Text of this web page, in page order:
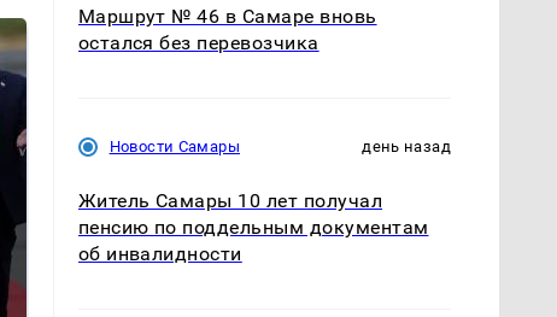
Такую зиму в России
Маршрут № 46 в Самаре вновь
остался без перевозчика
Новости Самары день назад
Житель Самары 10 лет получал
пенсию по поддельным документам
об инвалидности